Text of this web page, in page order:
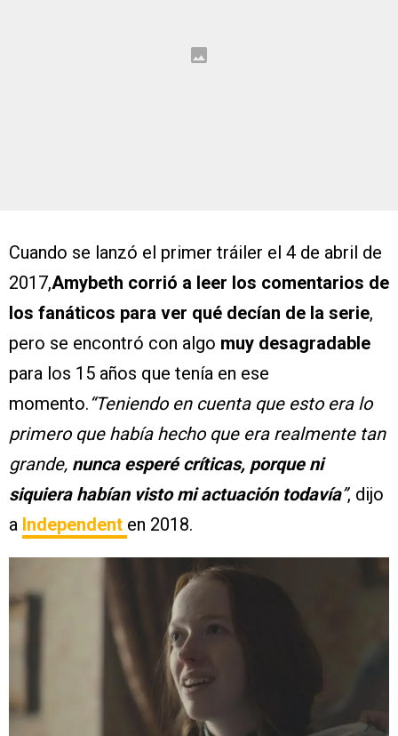
Cuando se lanzó el primer tráiler el 4 de abril de
2017,Amybeth corrió a leer los comentarios de
los fanáticos para ver qué decían de la serie,
pero se encontró con algo muy desagradable
para los 15 años que tenía en ese
momento.“Teniendo en cuenta que esto era lo
primero que había hecho que era realmente tan
grande, nunca esperé críticas, porque ni
siquiera habían visto mi actuación todavía”, dijo
a Independent en 2018.